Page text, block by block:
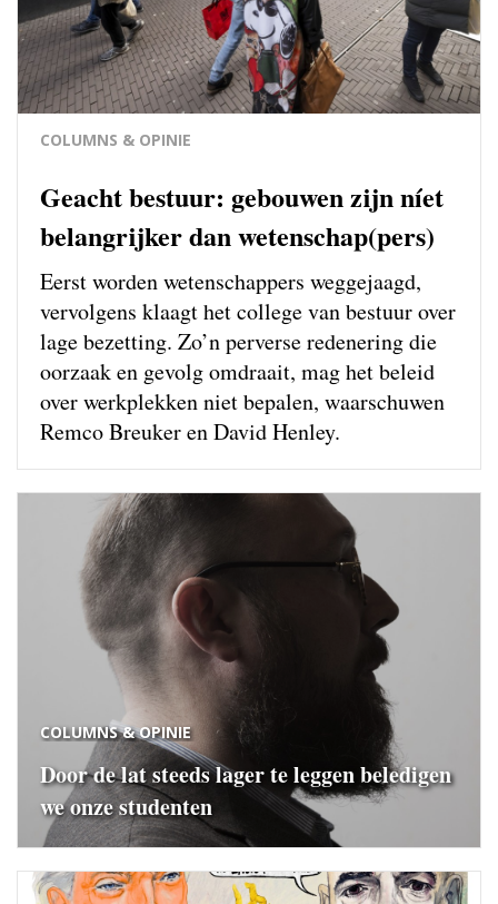
COLUMNS & OPINIE
Geacht bestuur: gebouwen zijn níet
belangrijker dan wetenschap(pers)
Eerst worden wetenschappers weg­gejaagd,
vervolgens klaagt het college van bestuur over
lage bezetting. Zo’n perverse redenering die
oorzaak en gevolg omdraait, mag het beleid
over werkplekken niet bepalen, waarschuwen
Remco Breuker en David Henley.
COLUMNS & OPINIE
Door de lat steeds lager te leggen beledigen
we onze studenten